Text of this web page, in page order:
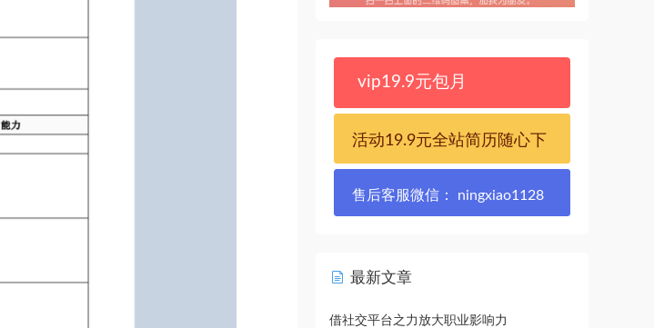
vip19.9元包月
活动19.9元全站简历随心下
售后客服微信： ningxiao1128
最新文章
借社交平台之力放大职业影响力